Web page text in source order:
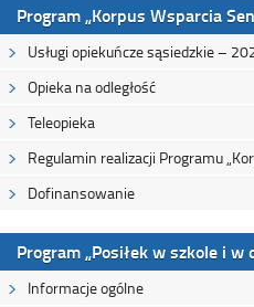
Program „Korpus Wsparcia
Usługi opiekuńcze sąsiedzkie –
Opieka na odległość
Teleopieka
Regulamin realizacji Programu
Dofinansowanie
Program „Posiłek w szkole i w
Informacje ogólne